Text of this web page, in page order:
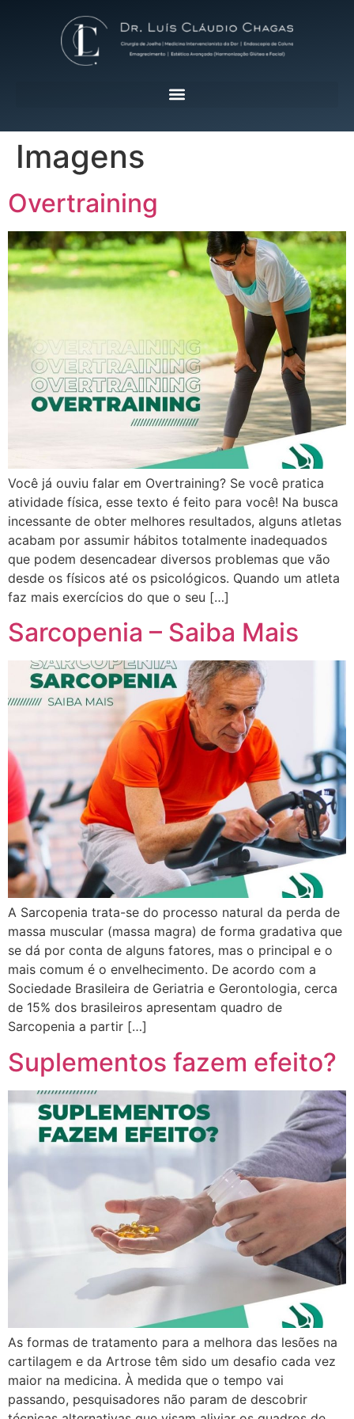
Imagens
Overtraining
Você já ouviu falar em Overtraining? Se você pratica
atividade física, esse texto é feito para você! Na busca
incessante de obter melhores resultados, alguns atletas
acabam por assumir hábitos totalmente inadequados
que podem desencadear diversos problemas que vão
desde os físicos até os psicológicos. Quando um atleta
faz mais exercícios do que o seu […]
Sarcopenia – Saiba Mais
A Sarcopenia trata-se do processo natural da perda de
massa muscular (massa magra) de forma gradativa que
se dá por conta de alguns fatores, mas o principal e o
mais comum é o envelhecimento. De acordo com a
Sociedade Brasileira de Geriatria e Gerontologia, cerca
de 15% dos brasileiros apresentam quadro de
Sarcopenia a partir […]
Suplementos fazem efeito?
As formas de tratamento para a melhora das lesões na
cartilagem e da Artrose têm sido um desafio cada vez
maior na medicina. À medida que o tempo vai
passando, pesquisadores não param de descobrir